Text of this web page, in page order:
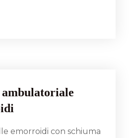
emorroidi con schiuma